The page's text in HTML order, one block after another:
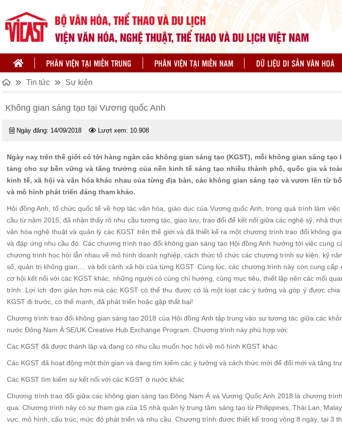
PHÂN VIỆN TẠI MIỀN TRUNG PHÂN VIỆN TẠI MIỀN NAM DỮ LIỆU DI SẢN VĂN HOÁ
Tin tức Sự kiện
Không gian sáng tạo tại Vương quốc Anh
Ngày đăng: 14/09/2018 Lượt xem: 10.908
Ngày nay trên thế giới có tới hàng ngàn các không gian sáng tạo (KGST), mỗi không gian sáng tạo
tảng cho sự bền vững và tăng trưởng của nền kinh tế sáng tạo nhiều thành phố, quốc gia và
kinh tế, xã hội và văn hóa khác nhau của từng địa bàn, các không gian sáng tạo và vươn lên từ
và mô hình phát triển đáng tham khảo.
Hội đồng Anh, tổ chức quốc tế về hợp tác văn hóa, giáo dục của Vương quốc Anh, trong quá trình làm
cầu từ năm 2015, đã nhận thấy rõ nhu cầu tương tác, giao lưu, trao đổi để kết nối giữa các nghệ sỹ, nhà
văn hóa nghệ thuật và quản lý các KGST trên thế giới và đã thiết kế ra một chương trình trao đổi không
và đáp ứng nhu cầu đó. Các chương trình trao đổi không gian sáng tạo Hội đồng Anh hướng tới việc cung
chương trình học hỏi lẫn nhau về mô hình doanh nghiệp, cách thức tổ chức các chương trình sự kiện, kỹ
số, quản trị không gian,... và bối cảnh xã hội của từng KGST. Cùng lúc, các chương trình này còn cung
cơ hội kết nối với các KGST khác, những người có cùng chí hướng, cùng mục tiêu, thiết lập nên các mối
trình. Lợi ích đơn giản hơn mà các KGST có thể thu được có là một loạt các ý tưởng và góp ý được
KGST đi trước, có thế mạnh, đã phát triển hoặc gặp thất bại!
Chương trình trao đổi không gian sáng tạo 2018 của Hội đồng Anh tập trung vào sự tương tác giữa các
nước Đông Nam Á SE/UK Creative Hub Exchange Program. Chương trình này phù hợp với:
Các KGST đã được thành lập và đang có nhu cầu muốn học hỏi về mô hình KGST khác
Các KGST đã hoạt động một thời gian và đang tìm kiếm các ý tưởng và cách thức mới để đổi mới và tăng
Các KGST tìm kiếm sự kết nối với các KGST ở nước khác
Chương trình trao đổi giữa các không gian sáng tạo Đông Nam Á và Vương Quốc Anh 2018 là chương
qua. Chương trình này có sự tham gia của 15 nhà quản lý trung tâm sáng tạo từ Philippines, Thái Lan,
vực, mô hình, cấu trúc, mức độ phát triển và nhu cầu. Chương trình được thiết kế trong vòng 8 ngày, tại 3